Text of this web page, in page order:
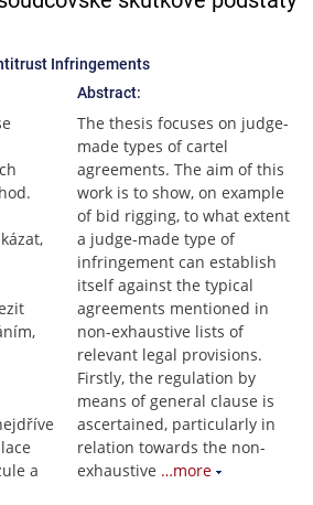
Infringements
a
Abstract:
The thesis focuses on judge-
made types of cartel
agreements. The aim of this
work is to show, on example
of bid rigging, to what extent
a judge-made type of
infringement can establish
itself against the typical
agreements mentioned in
non-exhaustive lists of
relevant legal provisions.
Firstly, the regulation by
means of general clause is
ascertained, particularly in
relation towards the non-
exhaustive …more